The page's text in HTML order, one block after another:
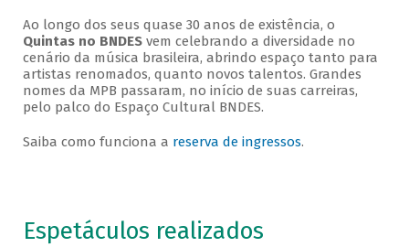
Ao longo dos seus quase 30 anos de existência, o
Quintas no BNDESvem celebrando a diversidade no
cenário da música brasileira, abrindo espaço tanto para
artistas renomados, quanto novos talentos. Grandes
nomes da MPB passaram, no início de suas carreiras,
pelo palco do Espaço Cultural BNDES.
Saiba como funciona a reserva de ingressos.
Espetáculos realizados